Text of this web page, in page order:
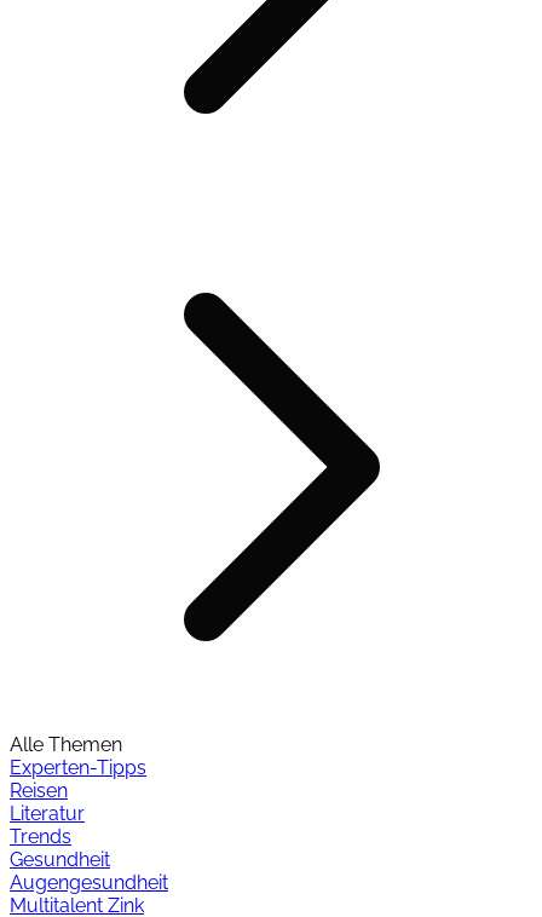
Alle Themen
Experten-Tipps
Reisen
Literatur
Trends
Gesundheit
Augengesundheit
Multitalent Zink